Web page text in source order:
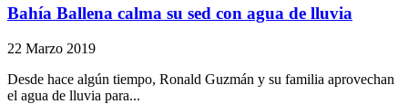
Bahía Ballena calma su sed con agua de lluvia
22 Marzo 2019
Desde hace algún tiempo, Ronald Guzmán y su familia aprovechan
el agua de lluvia para...